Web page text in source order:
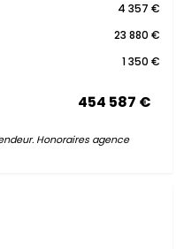
4 357 €
23 880 €
1 350 €
454 587 €
Honoraires agence